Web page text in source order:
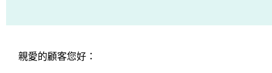
親愛的顧客您好：